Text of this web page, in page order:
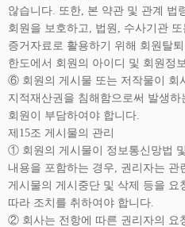
않습니다. 또한, 본 약관 및 관계 법
회원을 보호하고, 법원, 수사기관
증거자료로 활용하기 위해 회원탈
한도에서 회원의 아이디 및 회원정
⑥ 회원의 게시물 또는 저작물이 회
지적재산권을 침해함으로써 발생하
회원이 부담하여야 합니다.
제15조 게시물의 관리
① 회원의 게시물이 정보통신망법
내용을 포함하는 경우, 권리자는
게시물의 게시중단 및 삭제 등을 요
따라 조치를 취하여야 합니다.
② 회사는 전항에 따른 권리자의 요